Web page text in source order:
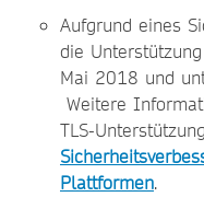
Aufgrund eines
die
Mai 2018 und
Weitere
TLS-
Plattformen.